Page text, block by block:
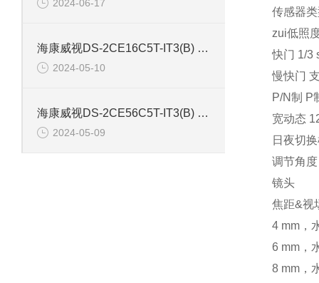
2024-06-17
海康威视DS-2CE16C5T-IT3(B) 130万红外防水同轴摄像机
2024-05-10
海康威视DS-2CE56C5T-IT3(B) 130万像素红外半球摄像机
2024-05-09
传感器
zui低照
快门 1/3
慢快门
P/N制 P
宽动态
日夜切
调节角度
镜头
焦距&视
4 mm，
6 mm，
8 mm，